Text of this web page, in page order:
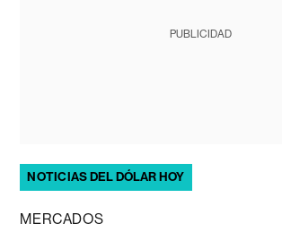
PUBLICIDAD
NOTICIAS DEL DÓLAR HOY
MERCADOS